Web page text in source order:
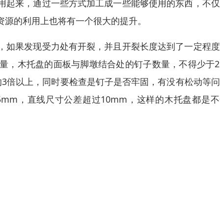
来，通过一些方式加工成一些能够使用的东西，不
的利用上也将有一个很大的提升。
果发现受力处有开裂，并且开裂长度达到了一定程
，木托盘的面板与脚墩结合处的钉子数量，不得少于
以上，同时要检查是钉子是否牢固，有没有松动等
，直线尺寸公差超过10mm，这样的木托盘都是